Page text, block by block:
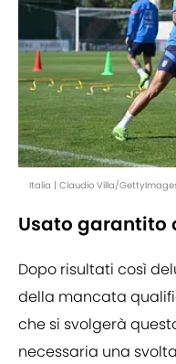
Italia | Claudio Villa/
Usato garantito
Dopo risultati così
della mancata
che si svolgerà
necessaria una